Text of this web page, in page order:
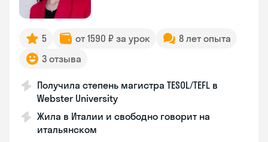
5 от 1590 ₽ за урок
8 лет опыта
3 отзыва
Получила степень магистра TESOL/TEFL в
Webster University
Жила в Италии и свободно говорит на
итальянском